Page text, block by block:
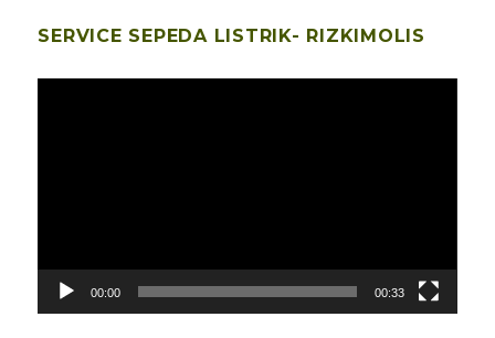
SERVICE SEPEDA LISTRIK- RIZKIMOLIS
00:00 00:33